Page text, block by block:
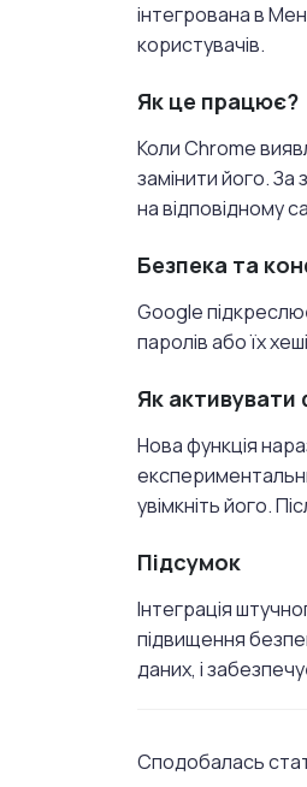
інтегрована в
користувачів.
Як це працює?
Коли Chrome
замінити його.За
на відповідному
Безпека та
Google
паролів або їх
Як активувати
Нова функція
увімкніть його.
Підсумок
Інтеграція
підвищення
даних, і
Сподобалась